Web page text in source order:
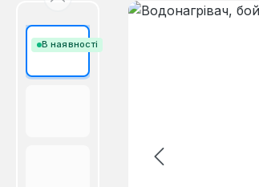
В наявності
Пропустити галерею зображень